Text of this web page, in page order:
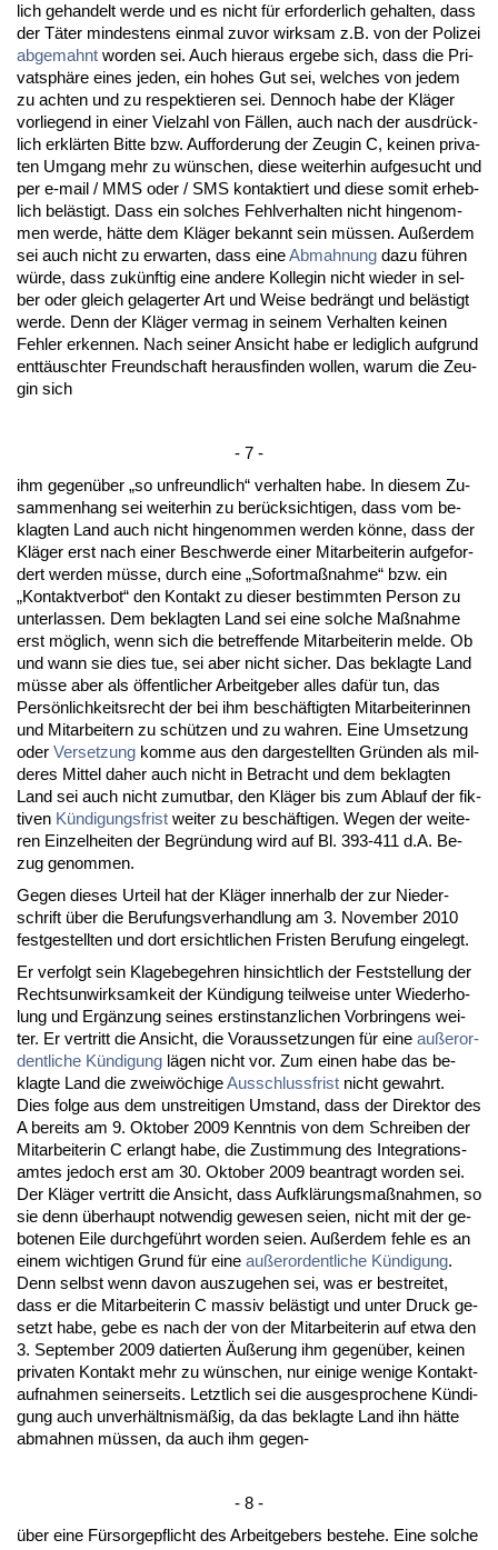
lich ge­han­delt wer­de und es nicht für er­for­der­lich ge­hal­ten, dass
der Täter min­des­tens ein­mal zu­vor wirk­sam z.B. von der Po­li­zei
ab­ge­mahnt wor­den sei. Auch hier­aus er­ge­be sich, dass die Pri­
vat­sphäre ei­nes je­den, ein ho­hes Gut sei, wel­ches von je­dem
zu ach­ten und zu re­spek­tie­ren sei. Den­noch ha­be der Kläger
vor­lie­gend in ei­ner Viel­zahl von Fällen, auch nach der aus­drück­
lich erklärten Bit­te bzw. Auf­for­de­rung der Zeu­gin C, kei­nen pri­va­
ten Um­gang mehr zu wünschen, die­se wei­ter­hin auf­ge­sucht und
per e-mail / MMS oder / SMS kon­tak­tiert und die­se so­mit er­heb­
lich belästigt. Dass ein sol­ches Fehl­ver­hal­ten nicht hin­ge­nom­
men wer­de, hätte dem Kläger be­kannt sein müssen. Außer­dem
sei auch nicht zu er­war­ten, dass ei­neAb­mah­nung da­zu führen
würde, dass zukünf­tig ei­ne an­de­re Kol­le­gin nicht wie­der in sel­
ber oder gleich ge­la­ger­ter Art und Wei­se be­drängt und belästigt
wer­de. Denn der Kläger ver­mag in sei­nem Ver­hal­ten kei­nen
Feh­ler er­ken­nen. Nach sei­ner An­sicht ha­be er le­dig­lich auf­grund
enttäusch­ter Freund­schaft her­aus­fin­den wol­len, war­um die Zeu­
gin sich
- 7 -
ihm ge­genüber „so un­freund­lich“ ver­hal­ten ha­be. In die­sem Zu­
sam­men­hang sei wei­ter­hin zu berück­sich­ti­gen, dass vom be­
klag­ten Land auch nicht hin­ge­nom­men wer­den könne, dass der
Kläger erst nach ei­ner Be­schwer­de ei­ner Mit­ar­bei­te­rin auf­ge­for­
dert wer­den müsse, durch ei­ne „So­fort­maßnah­me“ bzw. ein
„Kon­takt­ver­bot“ den Kon­takt zu die­ser be­stimm­ten Per­son zu
un­ter­las­sen. Dem be­klag­ten Land sei ei­ne sol­che Maßnah­me
erst möglich, wenn sich die be­tref­fen­de Mit­ar­bei­te­rin mel­de. Ob
und wann sie dies tue, sei aber nicht si­cher. Das be­klag­te Land
müsse aber als öffent­li­cher Ar­beit­ge­ber al­les dafür tun, das
Persönlich­keits­recht der bei ihm beschäftig­ten Mit­ar­bei­te­rin­nen
und Mit­ar­bei­tern zu schützen und zu wah­ren. Ei­ne Um­set­zung
oder Ver­set­zung kom­me aus den dar­ge­stell­ten Gründen als mil­
de­res Mit­tel da­her auch nicht in Be­tracht und dem be­klag­ten
Land sei auch nicht zu­mut­bar, den Kläger bis zum Ab­lauf der fik­
ti­ven Kündi­gungs­frist wei­ter zu beschäfti­gen. We­gen der wei­te­
ren Ein­zel­hei­ten der Be­gründung wird auf Bl. 393-411 d.A. Be­
zug ge­nom­men.
Ge­gen die­ses Ur­teil hat der Kläger in­ner­halb der zur Nie­der­
schrift über die Be­ru­fungs­ver­hand­lung am 3. No­vem­ber 2010
fest­ge­stell­ten und dort er­sicht­li­chen Fris­ten Be­ru­fung ein­ge­legt.
Er ver­folgt sein Kla­ge­be­geh­ren hin­sicht­lich der Fest­stel­lung der
Rechts­un­wirk­sam­keit der Kündi­gung teil­wei­se un­ter Wie­der­ho­
lung und Ergänzung sei­nes erst­in­stanz­li­chen Vor­brin­gens wei­
ter. Er ver­tritt die An­sicht, die Vor­aus­set­zun­gen für ei­ne außer­or­
dent­li­che Kündi­gung lägen nicht vor. Zum ei­nen ha­be das be­
klag­te Land die zweiwöchi­geAus­schluss­frist nicht ge­wahrt.
Dies fol­ge aus dem un­strei­ti­gen Um­stand, dass der Di­rek­tor des
A be­reits am 9. Ok­to­ber 2009 Kennt­nis von dem Schrei­ben der
Mit­ar­bei­te­rin C er­langt ha­be, die Zu­stim­mung des In­te­gra­ti­ons­
am­tes je­doch erst am 30. Ok­to­ber 2009 be­an­tragt wor­den sei.
Der Kläger ver­tritt die An­sicht, dass Aufklärungs­maßnah­men, so
sie denn über­haupt not­wen­dig ge­we­sen sei­en, nicht mit der ge­
bo­te­nen Ei­le durch­geführt wor­den sei­en. Außer­dem feh­le es an
ei­nem wich­ti­gen Grund für ei­ne außer­or­dent­li­che Kündi­gung.
Denn selbst wenn da­von aus­zu­ge­hen sei, was er be­strei­tet,
dass er die Mit­ar­bei­te­rin C mas­siv belästigt und un­ter Druck ge­
setzt ha­be, ge­be es nach der von der Mit­ar­bei­te­rin auf et­wa den
3. Sep­tem­ber 2009 da­tier­ten Äußerung ihm ge­genüber, kei­nen
pri­va­ten Kon­takt mehr zu wünschen, nur ei­ni­ge we­ni­ge Kon­takt­
auf­nah­men sei­ner­seits. Letzt­lich sei die aus­ge­spro­che­ne Kündi­
gung auch un­verhält­nismäßig, da das be­klag­te Land ihn hätte
ab­mah­nen müssen, da auch ihm ge­gen-
- 8 -
über ei­ne Fürsor­ge­pflicht des Ar­beit­ge­bers be­ste­he. Ei­ne sol­che